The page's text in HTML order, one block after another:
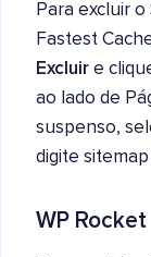
Para excluir
Fastest
Excluir e
ao lado de
suspenso,
digite
WP Rocket